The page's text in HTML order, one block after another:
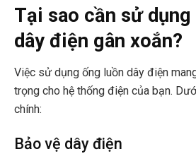
Tại sao cần sử
dây điện gân xoắn?
Việc sử dụng ống luồn dây điện
trọng cho hệ thống điện của bạn.
chính:
Bảo vệ dây điện